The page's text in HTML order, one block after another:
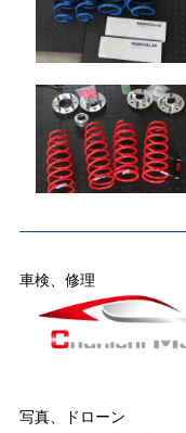
車検、修理
写真、ドローン